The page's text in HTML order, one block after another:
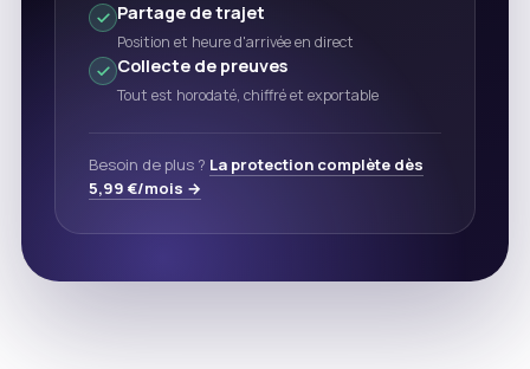
Partage de trajet
Position et heure d'arrivée en direct
Collecte de preuves
Tout est horodaté, chiffré et exportable
Besoin de plus ? La protection complète dès
5,99 €/mois →